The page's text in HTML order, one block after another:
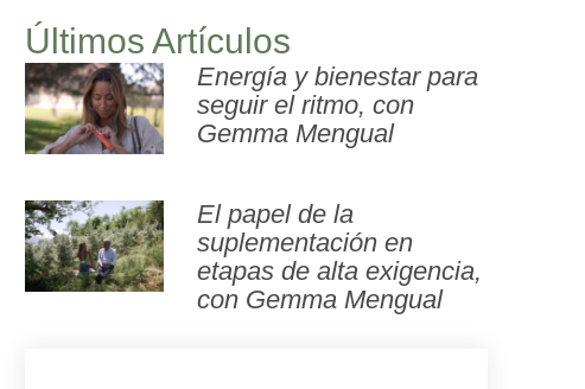
Últimos Artículos
Energía y bienestar para
seguir el ritmo, con
Gemma Mengual
El papel de la
suplementación en
etapas de alta exigencia,
con Gemma Mengual